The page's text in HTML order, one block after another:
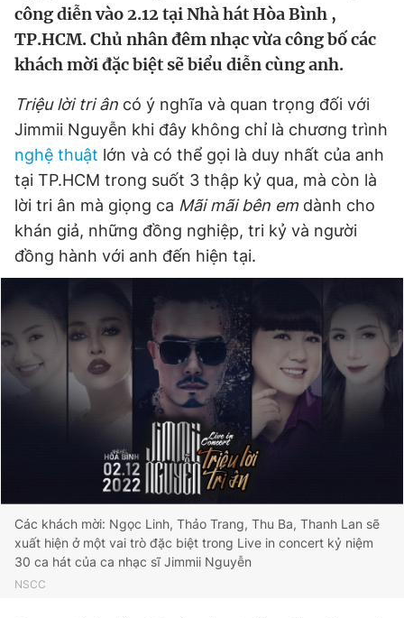
Sản phẩm khác
Thông tin tòa soạn Liên hệ quảng cáo
Đọc Thanh Niên trên điện thoại
Theo dõi báo trên
0906 645 777
Liên hệ quảng cáo
0908 780 404
Đặt báo Quảng cáo RSS Tòa soạn Chính sách bảo
Tổng biên tập: Nguyễn Ngọc Toàn
Phó tổng biên tập thường trực: Hải Thành
Phó tổng biên tập: Lâm Hiếu Dũng
Phó tổng biên tập: Trần Việt Hưng
công diễn vào 2.12 tại Nhà hát Hòa Bình ,
TP.HCM. Chủ nhân đêm nhạc vừa công bố các
khách mời đặc biệt sẽ biểu diễn cùng anh.
Triệu lời tri ân có ý nghĩa và quan trọng đối với
Jimmii Nguyễn khi đây không chỉ là chương trình
nghệ thuật lớn và có thể gọi là duy nhất của anh
tại TP.HCM trong suốt 3 thập kỷ qua, mà còn là
lời tri ân mà giọng ca Mãi mãi bên em dành cho
khán giả, những đồng nghiệp, tri kỷ và người
đồng hành với anh đến hiện tại.
Các khách mời: Ngọc Linh, Thảo Trang, Thu Ba, Thanh Lan sẽ
xuất hiện ở một vai trò đặc biệt trong Live in concert kỷ niệm
30 ca hát của ca nhạc sĩ Jimmii Nguyễn
NSCC